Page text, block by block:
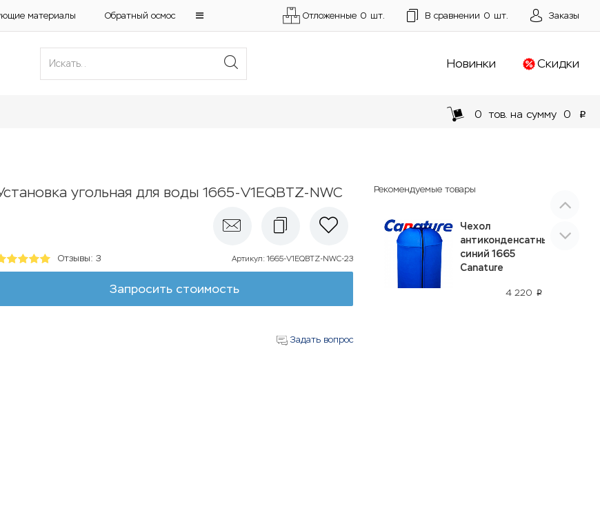
материалы Обратный осмос Отложенные 0 шт. В сравнении 0 шт. Заказы
Новинки Скидки
0 тов. на сумму 0 p
угольная для воды 1665-V1EQBTZ-NWC
Отзывы: 3 Артикул:1665-V1EQBTZ-NWC-23
Запросить стоимость
Задать вопрос
Рекомендуемые товары
4 220 p
Чехол
антиконденсатный
синий 1665
Canature